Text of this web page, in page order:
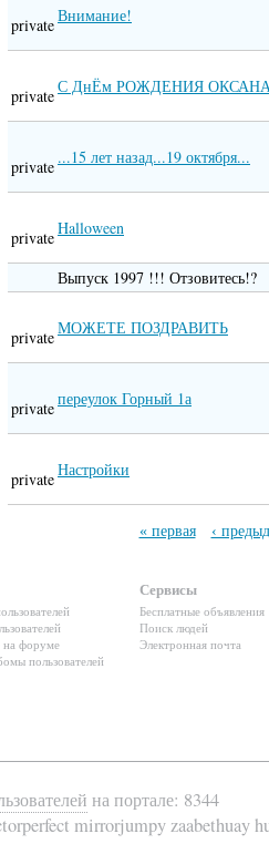
privateВнимание!
privateС ДнЁм РОЖДЕНИЯ
private ...15 лет назад...19 октября...
privateHalloween
Выпуск 1997 !!! Отзовитесь!?
privateМОЖЕТЕ ПОЗДРАВИТЬ
privateпереулок Горный 1а
privateНастройки
« первая ‹
форуме
пользователей
Сервисы
Бесплатные объявления
Поиск людей
Электронная почта
на портале: 8344
mirrorjumpy zaabethuay